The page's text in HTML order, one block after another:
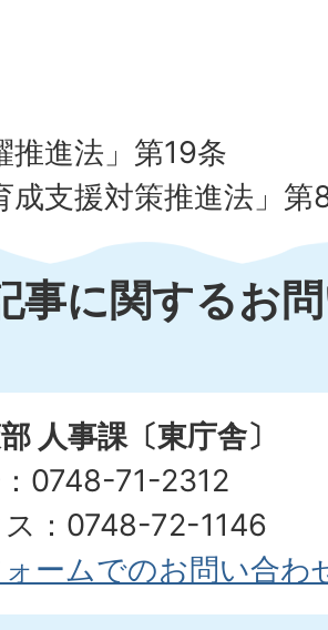
推進法」第19条
成支援対策推進法」第
事に関するお
人事課〔東庁舎〕
0748-71-2312
：0748-72-1146
ームでのお問い合わ